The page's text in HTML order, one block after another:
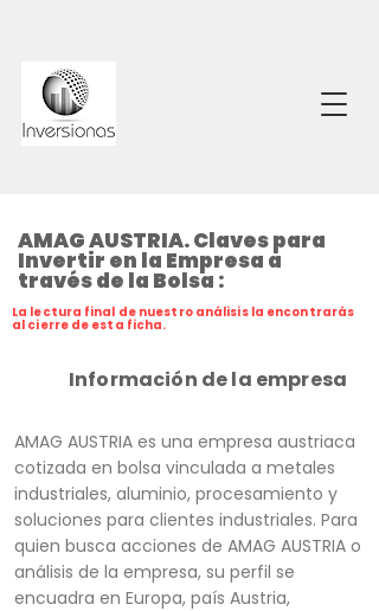
AMAG AUSTRIA. Claves para
Invertir en la Empresa a
través de la Bolsa :
La lectura final de nuestro análisis la encontrarás
al cierre de esta ficha.
Información de la empresa
AMAG AUSTRIA es una empresa austriaca
cotizada en bolsa vinculada a metales
industriales, aluminio, procesamiento y
soluciones para clientes industriales. Para
quien busca acciones de AMAG AUSTRIA o
análisis de la empresa, su perfil se
encuadra en Europa, país Austria,